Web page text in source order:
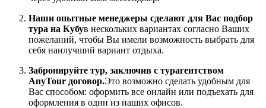
Наши опытные менеджеры сделают для Вас подбор
тура на Кубув нескольких вариантах согласно Ваших
пожеланий, чтобы Вы имели возможность выбрать для
себя наилучший вариант отдыха.
Забронируйте тур, заключив с турагентством
AnyTour договор.Это возможно сделать удобным для
Вас способом: оформить все онлайн или подъехать для
оформления в один из наших офисов.